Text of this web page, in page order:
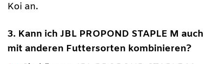
Koi an.
3. Kann ich JBL PROPOND STAPLE M auch
mit anderen Futtersorten kombinieren?